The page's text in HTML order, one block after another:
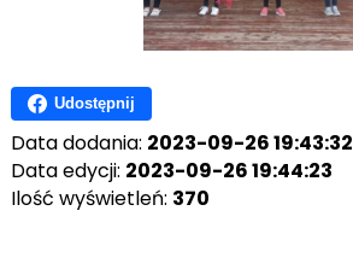
Udostępnij
Data dodania: 2023-09-26 19:43:32
Data edycji: 2023-09-26 19:44:23
Ilość wyświetleń: 370